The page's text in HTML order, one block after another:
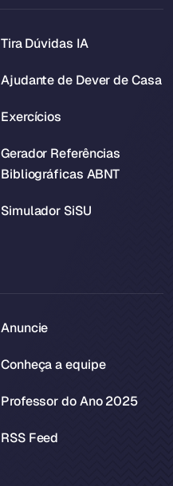
Tira Dúvidas IA
Ajudante de Dever de Casa
Exercícios
Gerador Referências
Bibliográficas ABNT
Simulador SiSU
Anuncie
Conheça a equipe
Professor do Ano 2025
RSS Feed